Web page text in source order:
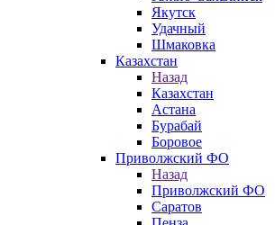
Якутск
Удачный
Шмаковка
Казахстан
Назад
Казахстан
Астана
Бурабай
Боровое
Приволжский ФО
Назад
Приволжский ФО
Саратов